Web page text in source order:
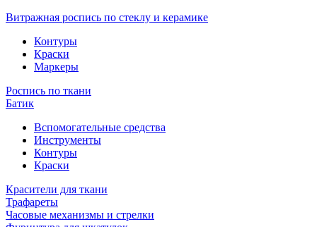
Витражная роспись по стеклу и керамике
Контуры
Краски
Маркеры
Роспись по ткани
Батик
Вспомогательные средства
Инструменты
Контуры
Краски
Красители для ткани
Трафареты
Часовые механизмы и стрелки